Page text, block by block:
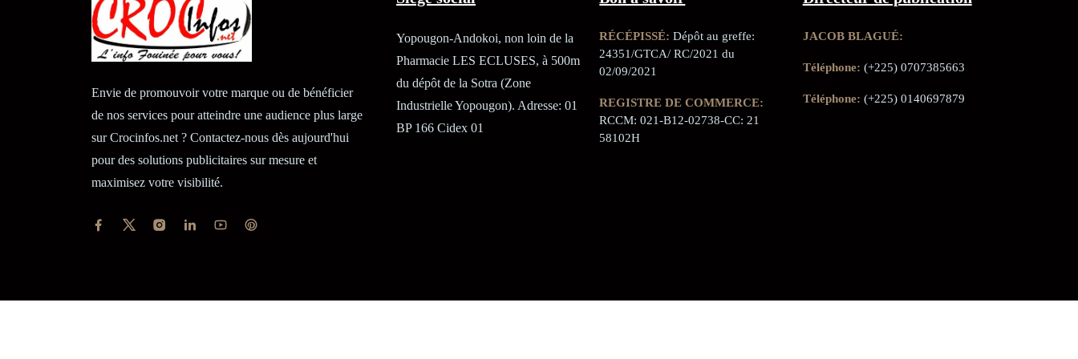
Envie de promouvoir votre marque ou de bénéficier
de nos services pour atteindre une audience plus large
sur Crocinfos.net ? Contactez-nous dès aujourd'hui
pour des solutions publicitaires sur mesure et
maximisez votre visibilité.
Yopougon-Andokoi, non loin de la
Pharmacie LES ECLUSES, à 500m
du dépôt de la Sotra (Zone
Industrielle Yopougon). Adresse: 01
BP 166 Cidex 01
RÉCÉPISSÉ: Dépôt au greffe:
24351/GTCA/ RC/2021 du
02/09/2021
REGISTRE DE COMMERCE:
RCCM: 021-B12-02738-CC: 21
58102H
JACOB BLAGUÉ:
Téléphone: (+225) 0707385663
Téléphone: (+225) 0140697879